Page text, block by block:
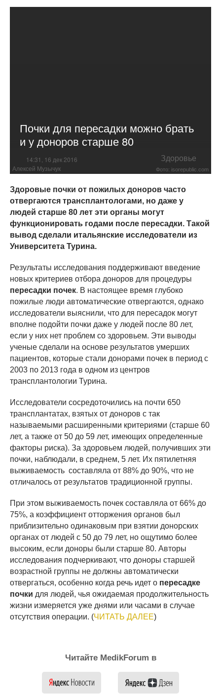
Почки для пересадки можно брать
и у доноров старше 80
14:31, 16 дек 2016 Здоровье
Алексей Музычук Фото: isorepublic.com
Здоровые почки от пожилых доноров часто
отвергаются трансплантологами, но даже у
людей старше 80 лет эти органы могут
функционировать годами после пересадки. Такой
вывод сделали итальянские исследователи из
Университета Турина.
Результаты исследования поддерживают введение
новых критериев отбора доноров для процедуры
пересадки почек. В настоящее время глубоко
пожилые люди автоматические отвергаются, однако
исследователи выяснили, что для пересадок могут
вполне подойти почки даже у людей после 80 лет,
если у них нет проблем со здоровьем. Эти выводы
ученые сделали на основе результатов умерших
пациентов, которые стали донорами почек в период с
2003 по 2013 года в одном из центров
трансплантологии Турина.
Исследователи сосредоточились на почти 650
трансплантатах, взятых от доноров с так
называемыми расширенными критериями (старше 60
лет, а также от 50 до 59 лет, имеющих определенные
факторы риска). За здоровьем людей, получивших эти
почки, наблюдали, в среднем, 5 лет. Их пятилетняя
выживаемость составляла от 88% до 90%, что не
отличалось от результатов традиционной группы.
При этом выживаемость почек составляла от 66% до
75%, а коэффициент отторжения органов был
приблизительно одинаковым при взятии донорских
органах от людей с 50 до 79 лет, но ощутимо более
высоким, если доноры были старше 80. Авторы
исследования подчеркивают, что доноры старшей
возрастной группы не должны автоматически
отвергаться, особенно когда речь идет о пересадке
почки для людей, чья ожидаемая продолжительность
жизни измеряется уже днями или часами в случае
отсутствия операции. (ЧИТАТЬ ДАЛЕЕ)
Читайте MedikForum в